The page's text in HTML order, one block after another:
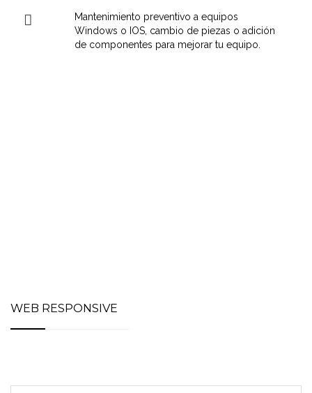
Mantenimiento preventivo a equipos
Windows o IOS, cambio de piezas o adición
de componentes para mejorar tu equipo.
WEB RESPONSIVE